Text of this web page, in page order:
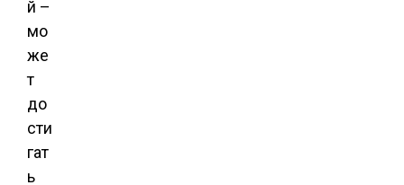
й –
мо
же
т
до
сти
гат
ь